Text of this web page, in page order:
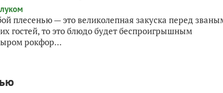
плесенью — это великолепная закуска перед
гостей, то это блюдо будет беспроигрышным
рокфор...